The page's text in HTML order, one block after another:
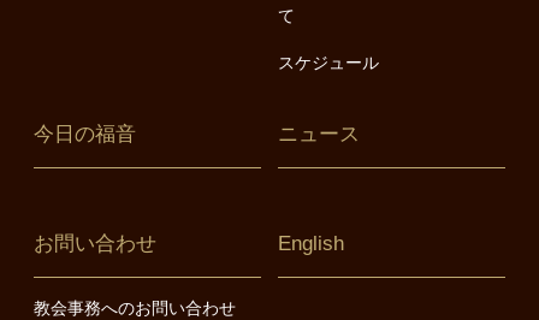
て
スケジュール
今日の福音 ニュース
お問い合わせ
教会事務へのお問い合わせ
English